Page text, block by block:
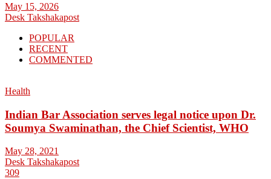
May 15, 2026
Desk Takshakapost
POPULAR
RECENT
COMMENTED
Health
Indian Bar Association serves legal notice upon Dr.
Soumya Swaminathan, the Chief Scientist, WHO
May 28, 2021
Desk Takshakapost
309